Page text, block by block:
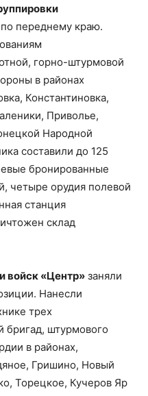
переднему краю.
горно-штурмовой
в районах
Константиновка,
Приволье,
Народной
составили до 125
бронированные
четыре орудия полевой
станция
склад
войск «Центр» заняли
Нанесли
трех
бригад, штурмового
в районах,
Гришино, Новый
Торецкое, Кучеров Яр